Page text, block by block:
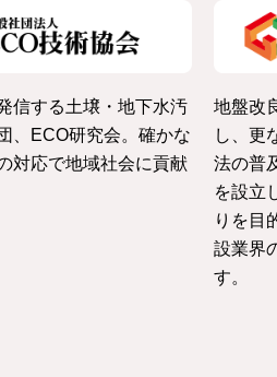
信する土壌・地下水汚
、ECO研究会。確かな
対応で地域社会に貢献
地盤改
し、更
法の普
を設立
りを目
設業界
す。